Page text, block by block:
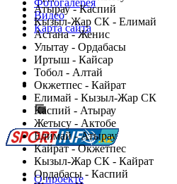
Атырау - Каспий
Кызыл-Жар СК - Елимай
Астана - Женис
Улытау - Ордабасы
Иртыш - Кайсар
Тобол - Алтай
Окжетпес - Кайрат
Елимай - Кызыл-Жар СК
Каспий - Атырау
Жетысу - Актобе
Елимай - Атырау
Кайрат - Окжетпес
Кызыл-Жар СК - Кайрат
Ордабасы - Каспий
Фотогалерея
Видео
Карта сайта
Есть идея?
Сообщить о мероприятии
Перейти на старый сайт
О проекте